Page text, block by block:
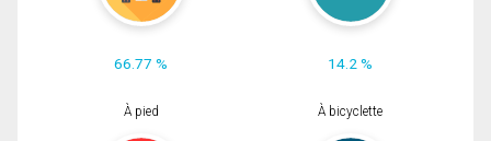
66.77 % 14.2 %
À pied À bicyclette